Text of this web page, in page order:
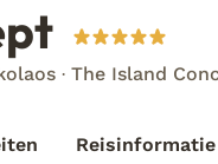
The Island
Reisinformatie